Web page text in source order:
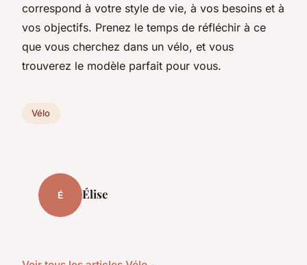
correspond à votre style de vie, à vos besoins et à
vos objectifs. Prenez le temps de réfléchir à ce
que vous cherchez dans un vélo, et vous
trouverez le modèle parfait pour vous.
Vélo
É Élise